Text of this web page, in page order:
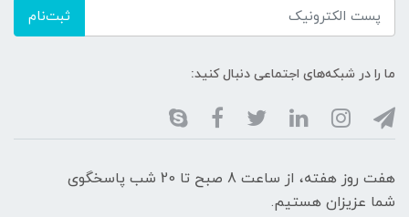
ثبت‌نام
ما را در شبکه‌های اجتماعی دنبال کنید:
هفت روز هفته، از ساعت 8 صبح تا 20 شب پاسخگوی
شما عزیزان هستیم.